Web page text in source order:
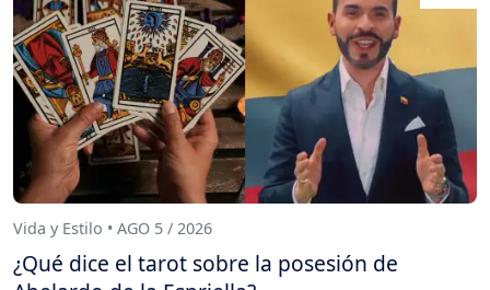
Vida y Estilo • AGO 5 / 2026
¿Qué dice el tarot sobre la posesión de